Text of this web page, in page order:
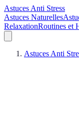
Astuces Anti Stress
Astuces Naturelles
RelaxationRoutines et
Astuces Anti